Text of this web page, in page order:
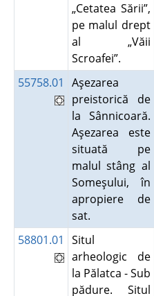
„Cetatea Sării”,
pe malul drept
al „Văii
Scroafei”.
55758.01
Aşezarea
preistorică de
la Sânnicoară.
Aşezarea este
situată pe
malul stâng al
Someşului, în
apropiere de
sat.
58801.01
Situl
arheologic de
la Pălatca - Sub
pădure. Situl